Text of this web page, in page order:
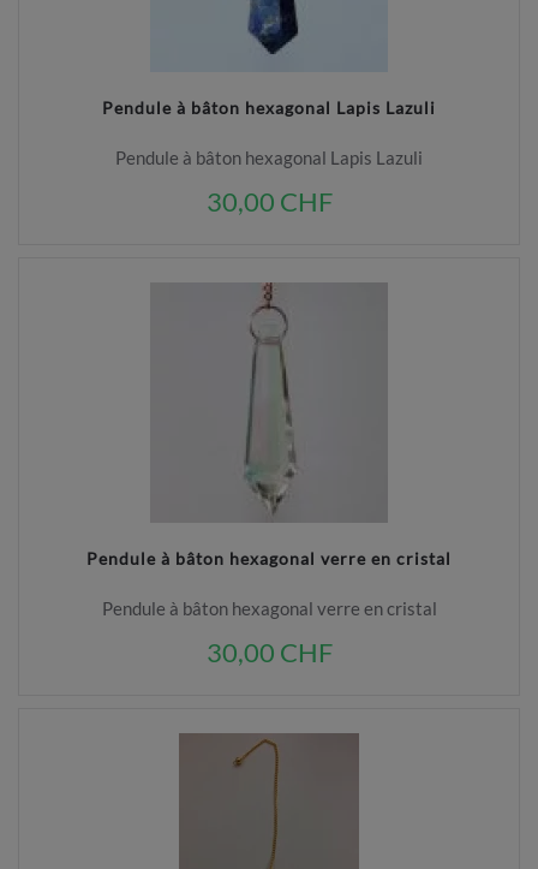
Pendule à bâton hexagonal Lapis Lazuli
Pendule à bâton hexagonal Lapis Lazuli
30,00 CHF
Pendule à bâton hexagonal verre en cristal
Pendule à bâton hexagonal verre en cristal
30,00 CHF